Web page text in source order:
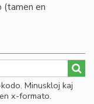
(tamen en
Minuskloj kaj
x-formato.